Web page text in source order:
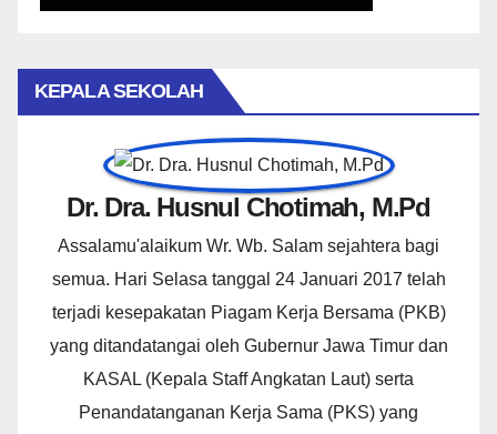
KEPALA SEKOLAH
Dr. Dra. Husnul Chotimah, M.Pd
Assalamu'alaikum Wr. Wb. Salam sejahtera bagi
semua. Hari Selasa tanggal 24 Januari 2017 telah
terjadi kesepakatan Piagam Kerja Bersama (PKB)
yang ditandatangai oleh Gubernur Jawa Timur dan
KASAL (Kepala Staff Angkatan Laut) serta
Penandatanganan Kerja Sama (PKS) yang